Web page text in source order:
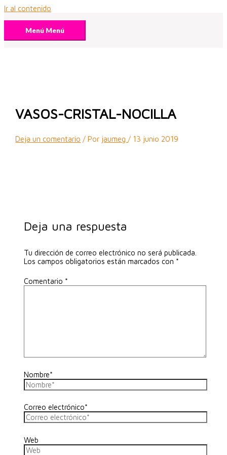
Ir al contenido
Menú Menú
VASOS-CRISTAL-NOCILLA
Deja un comentario / Por jaumeg / 13 junio 2019
Deja una respuesta
Tu dirección de correo electrónico no será publicada.
Los campos obligatorios están marcados con *
Comentario *
Nombre*
Correo electrónico*
Web